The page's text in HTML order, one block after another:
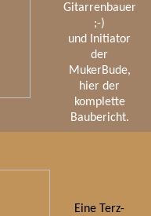
Gitarrenbauer
;-)
und Initiator
der
MukerBude,
hier der
komplette
Baubericht.
Eine Terz-